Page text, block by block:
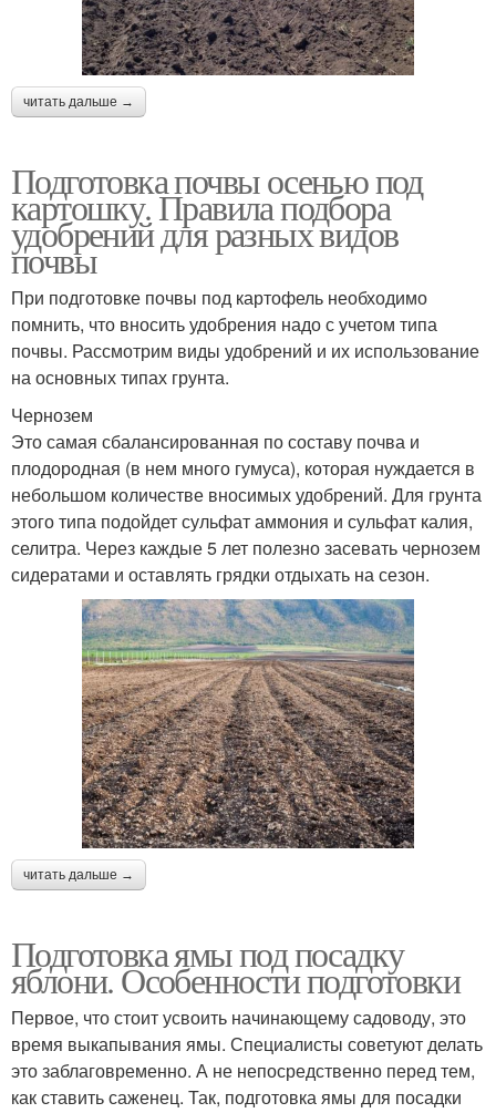
читать дальше →
Подготовка почвы осенью под
картошку. Правила подбора
удобрений для разных видов
почвы
При подготовке почвы под картофель необходимо
помнить, что вносить удобрения надо с учетом типа
почвы. Рассмотрим виды удобрений и их использование
на основных типах грунта.
Чернозем
Это самая сбалансированная по составу почва и
плодородная (в нем много гумуса), которая нуждается в
небольшом количестве вносимых удобрений. Для грунта
этого типа подойдет сульфат аммония и сульфат калия,
селитра. Через каждые 5 лет полезно засевать чернозем
сидератами и оставлять грядки отдыхать на сезон.
читать дальше →
Подготовка ямы под посадку
яблони. Особенности подготовки
Первое, что стоит усвоить начинающему садоводу, это
время выкапывания ямы. Специалисты советуют делать
это заблаговременно. А не непосредственно перед тем,
как ставить саженец. Так, подготовка ямы для посадки